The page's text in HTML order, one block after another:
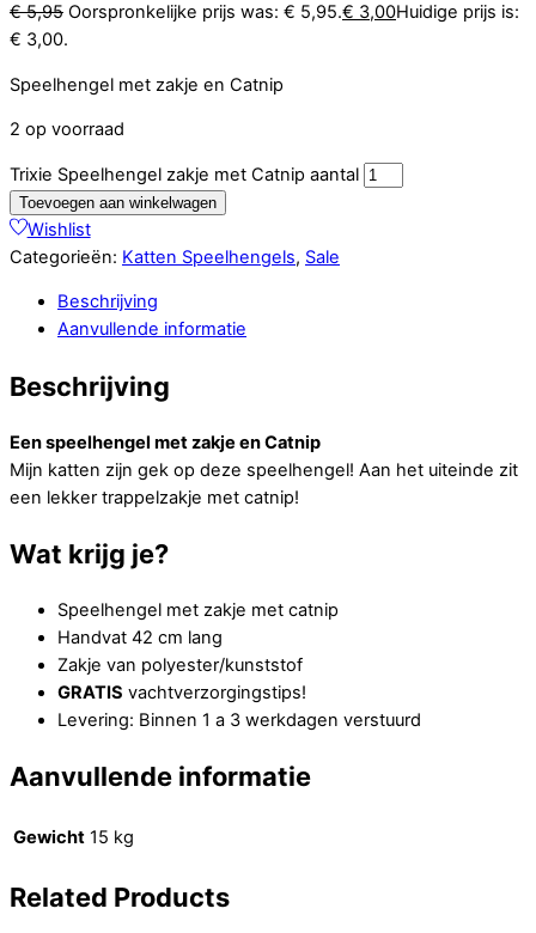
€5,95 Oorspronkelijke prijs was: € 5,95.€ 3,00Huidige prijs is:
€ 3,00.
Speelhengel met zakje en Catnip
2 op voorraad
Trixie Speelhengel zakje met Catnip aantal
Toevoegen aan winkelwagen
Wishlist
Categorieën: Katten Speelhengels, Sale
Beschrijving
Aanvullende informatie
Beschrijving
Een speelhengel met zakje en Catnip
Mijn katten zijn gek op deze speelhengel! Aan het uiteinde zit
een lekker trappelzakje met catnip!
Wat krijg je?
Speelhengel met zakje met catnip
Handvat 42 cm lang
Zakje van polyester/kunststof
GRATIS vachtverzorgingstips!
Levering: Binnen 1 a 3 werkdagen verstuurd
Aanvullende informatie
Gewicht 15 kg
Related Products